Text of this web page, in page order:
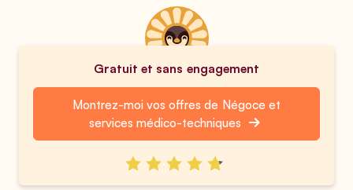
Gratuit et sans engagement
Montrez-moi vos offres de Négoce et
services médico-techniques